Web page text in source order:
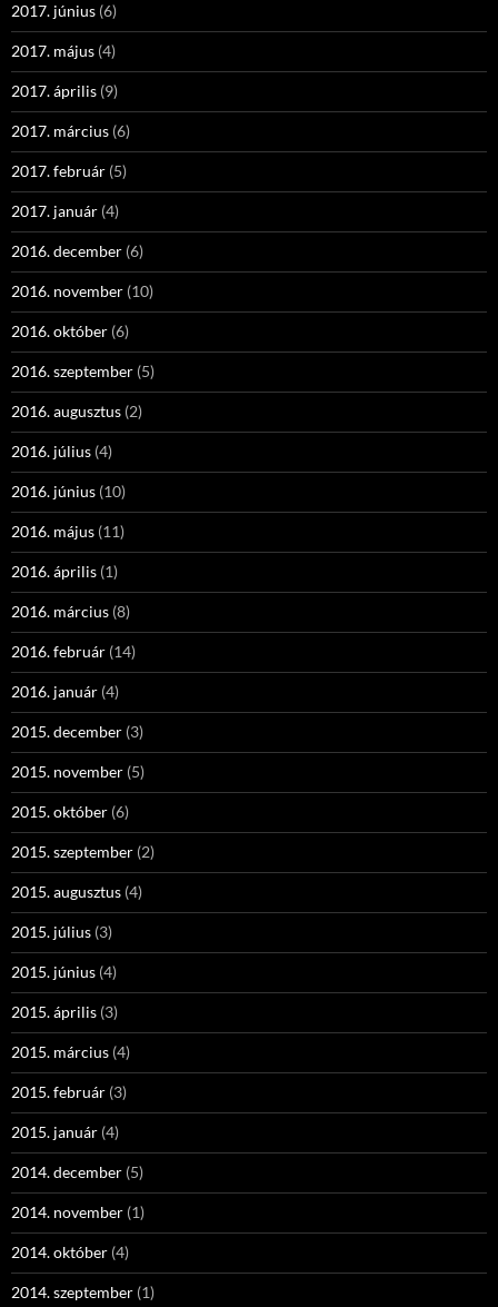
2017. június (6)
2017. május (4)
2017. április (9)
2017. március (6)
2017. február (5)
2017. január (4)
2016. december (6)
2016. november (10)
2016. október (6)
2016. szeptember (5)
2016. augusztus (2)
2016. július (4)
2016. június (10)
2016. május (11)
2016. április (1)
2016. március (8)
2016. február (14)
2016. január (4)
2015. december (3)
2015. november (5)
2015. október (6)
2015. szeptember (2)
2015. augusztus (4)
2015. július (3)
2015. június (4)
2015. április (3)
2015. március (4)
2015. február (3)
2015. január (4)
2014. december (5)
2014. november (1)
2014. október (4)
2014. szeptember (1)